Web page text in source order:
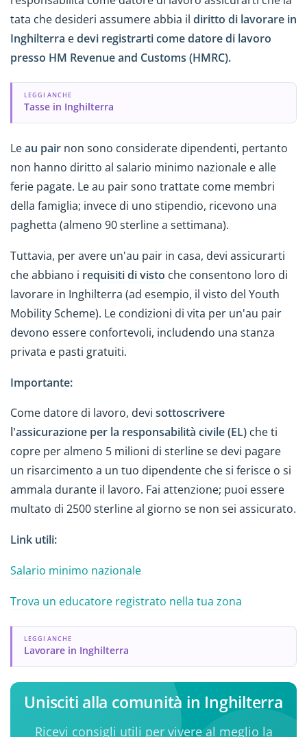
tata che desideri assumere abbia il diritto di lavorare in
Inghilterra edevi registrarti come datore di lavoro
presso HM Revenue and Customs (HMRC).
LEGGI ANCHE
Tasse in Inghilterra
Leau pair non sono considerate dipendenti, pertanto
non hanno diritto al salario minimo nazionale e alle
ferie pagate. Le au pair sono trattate come membri
della famiglia; invece di uno stipendio, ricevono una
paghetta (almeno 90 sterline a settimana).
Tuttavia, per avere un'au pair in casa, devi assicurarti
che abbiano i requisiti di visto che consentono loro di
lavorare in Inghilterra (ad esempio, il visto del Youth
Mobility Scheme). Le condizioni di vita per un'au pair
devono essere confortevoli, includendo una stanza
privata e pasti gratuiti.
Importante:
Come datore di lavoro, devi sottoscrivere
l'assicurazione per la responsabilità civile (EL) che ti
copre per almeno 5 milioni di sterline se devi pagare
un risarcimento a un tuo dipendente che si ferisce o si
ammala durante il lavoro. Fai attenzione; puoi essere
multato di 2500 sterline al giorno se non sei assicurato.
Link utili:
Salario minimo nazionale
Trova un educatore registrato nella tua zona
LEGGI ANCHE
Lavorare in Inghilterra
Unisciti alla comunità in Inghilterra
Ricevi consigli utili per vivere al meglio la